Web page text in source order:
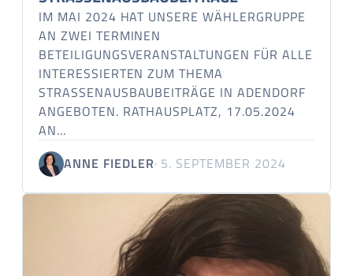
IM MAI 2024 HAT UNSERE WÄHLERGRUPPE
AN ZWEI TERMINEN
BETEILIGUNGSVERANSTALTUNGEN FÜR ALLE
INTERESSIERTEN ZUM THEMA
STRASSENAUSBAUBEITRÄGE IN ADENDORF A
NGEBOTEN. RATHAUSPLATZ, 17.05.2024 A
N…
ANNE FIEDLER· 5. SEPTEMBER 2024